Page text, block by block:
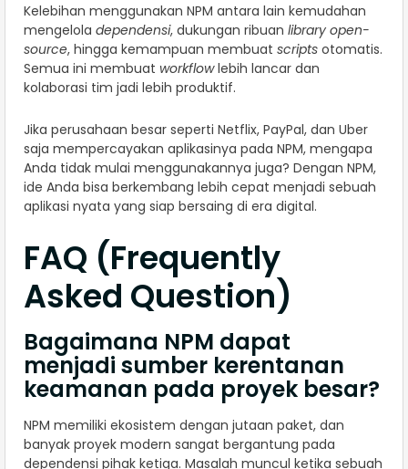
Kelebihan menggunakan NPM antara lain kemudahan
mengelola dependensi, dukungan ribuan library open-
source, hingga kemampuan membuat scripts otomatis.
Semua ini membuat workflowlebih lancar dan
kolaborasi tim jadi lebih produktif.
Jika perusahaan besar seperti Netflix, PayPal, dan Uber
saja mempercayakan aplikasinya pada NPM, mengapa
Anda tidak mulai menggunakannya juga? Dengan NPM,
ide Anda bisa berkembang lebih cepat menjadi sebuah
aplikasi nyata yang siap bersaing di era digital.
FAQ (Frequently
Asked Question)
Bagaimana NPM dapat
menjadi sumber kerentanan
keamanan pada proyek besar?
NPM memiliki ekosistem dengan jutaan paket, dan
banyak proyek modern sangat bergantung pada
dependensi pihak ketiga. Masalah muncul ketika sebuah